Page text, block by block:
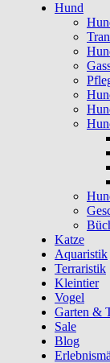
Hund
Katze
Aquaristik
Terraristik
Kleintier
Vogel
Garten &
Sale
Blog